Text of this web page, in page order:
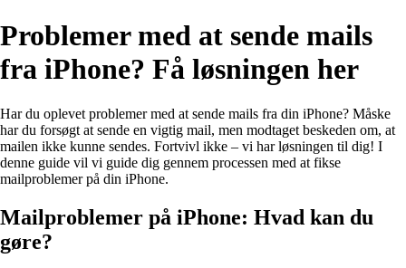
Problemer med at sende mails
fra iPhone? Få løsningen her
Har du oplevet problemer med at sende mails fra din iPhone? Måske
har du forsøgt at sende en vigtig mail, men modtaget beskeden om, at
mailen ikke kunne sendes. Fortvivl ikke – vi har løsningen til dig! I
denne guide vil vi guide dig gennem processen med at fikse
mailproblemer på din iPhone.
Mailproblemer på iPhone: Hvad kan du
gøre?